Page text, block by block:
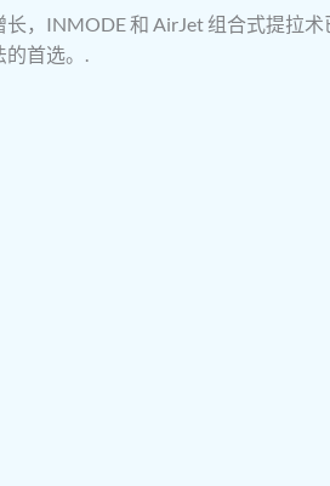
，INMODE 和 AirJet 组合式提拉术
的首选。.